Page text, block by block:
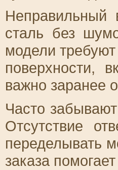
Неправильный
сталь без
модели
поверхности,
важно заранее
Часто
Отсутствие
переделывать
заказа